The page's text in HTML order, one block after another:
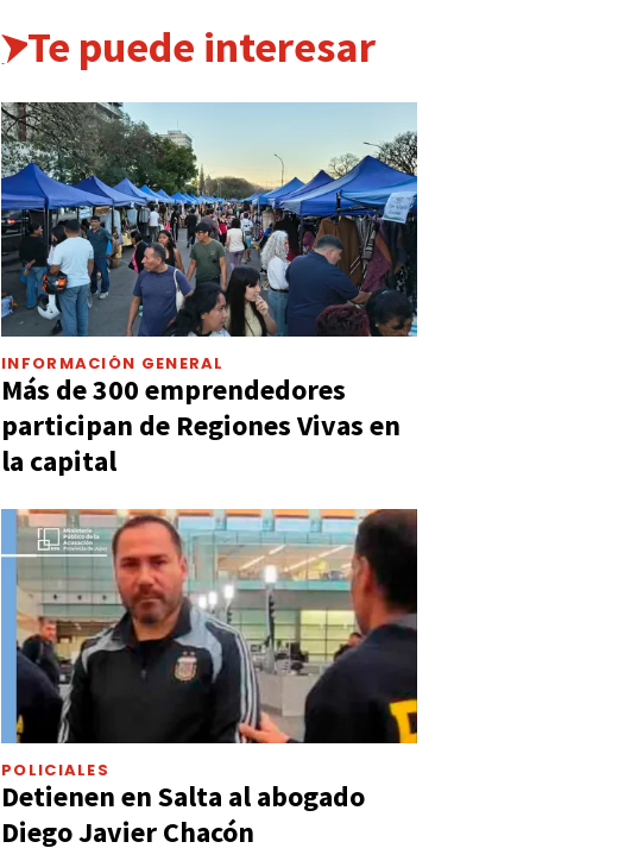
Te puede interesar
INFORMACIÓN GENERAL
Más de 300 emprendedores
participan de Regiones Vivas en
la capital
POLICIALES
Detienen en Salta al abogado
Diego Javier Chacón